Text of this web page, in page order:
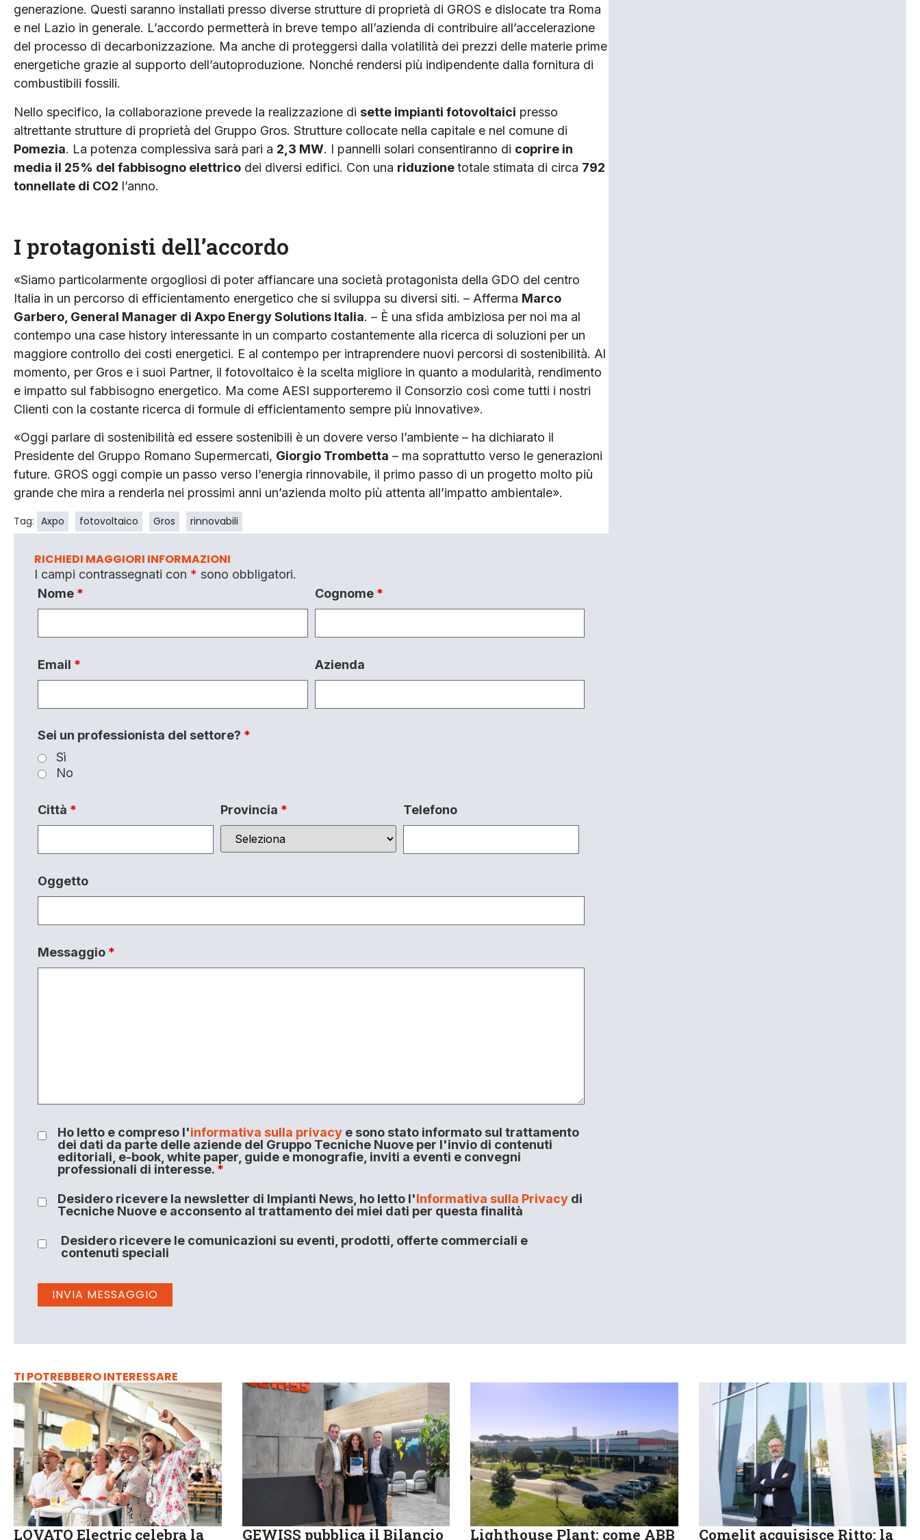
generazione. Questi saranno installati presso diverse strutture di proprietà di GROS e dislocate tra Roma
e nel Lazio in generale. L’accordo permetterà in breve tempo all’azienda di contribuire all’accelerazione
del processo di decarbonizzazione. Ma anche di proteggersi dalla volatilità dei prezzi delle materie prime
energetiche grazie al supporto dell’autoproduzione. Nonché rendersi più indipendente dalla fornitura di
combustibili fossili.
Nello specifico, la collaborazione prevede la realizzazione di sette impianti fotovoltaici presso
altrettante strutture di proprietà del Gruppo Gros. Strutture collocate nella capitale e nel comune di
Pomezia. La potenza complessiva sarà pari a 2,3 MW. I pannelli solari consentiranno di coprire in
media il 25% del fabbisogno elettrico dei diversi edifici. Con una riduzionetotale stimata di circa 792
tonnellate di CO2 l’anno.
I protagonisti dell’accordo
«Siamo particolarmente orgogliosi di poter affiancare una società protagonista della GDO del centro
Italia in un percorso di efficientamento energetico che si sviluppa su diversi siti. – Afferma Marco
Garbero, General Manager di Axpo Energy Solutions Italia. – È una sfida ambiziosa per noi ma al
contempo una case history interessante in un comparto costantemente alla ricerca di soluzioni per un
maggiore controllo dei costi energetici. E al contempo per intraprendere nuovi percorsi di sostenibilità. Al
momento, per Gros e i suoi Partner, il fotovoltaico è la scelta migliore in quanto a modularità, rendimento
e impatto sul fabbisogno energetico. Ma come AESI supporteremo il Consorzio così come tutti i nostri
Clienti con la costante ricerca di formule di efficientamento sempre più innovative».
«Oggi parlare di sostenibilità ed essere sostenibili è un dovere verso l’ambiente – ha dichiarato il
Presidente del Gruppo Romano Supermercati, Giorgio Trombetta – ma soprattutto verso le generazioni
future. GROS oggi compie un passo verso l’energia rinnovabile, il primo passo di un progetto molto più
grande che mira a renderla nei prossimi anni un’azienda molto più attenta all’impatto ambientale».
Tag: Axpo fotovoltaico Gros rinnovabili
RICHIEDI MAGGIORI INFORMAZIONI
I campi contrassegnati con * sono obbligatori.
Nome * Cognome *
Email * Azienda
Sei un professionista del settore? *
Sì
No
Città * Provincia * Telefono
Oggetto
Messaggio *
Ho letto e compreso l'informativa sulla privacye sono stato informato sul trattamento
dei dati da parte delle aziende del Gruppo Tecniche Nuove per l'invio di contenuti
editoriali, e-book, white paper, guide e monografie, inviti a eventi e convegni
professionali di interesse. *
Desidero ricevere la newsletter di Impianti News, ho letto l'Informativa sulla Privacydi
Tecniche Nuove e acconsento al trattamento dei miei dati per questa finalità
Desidero ricevere le comunicazioni su eventi, prodotti, offerte commerciali e
contenuti speciali
TI POTREBBERO INTERESSARE
LOVATO Electric celebra la GEWISS pubblica il Bilancio Lighthouse Plant: come ABB Comelit acquisisce Ritto: la